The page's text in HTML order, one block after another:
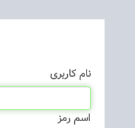
نام كاربری
اسم رمز